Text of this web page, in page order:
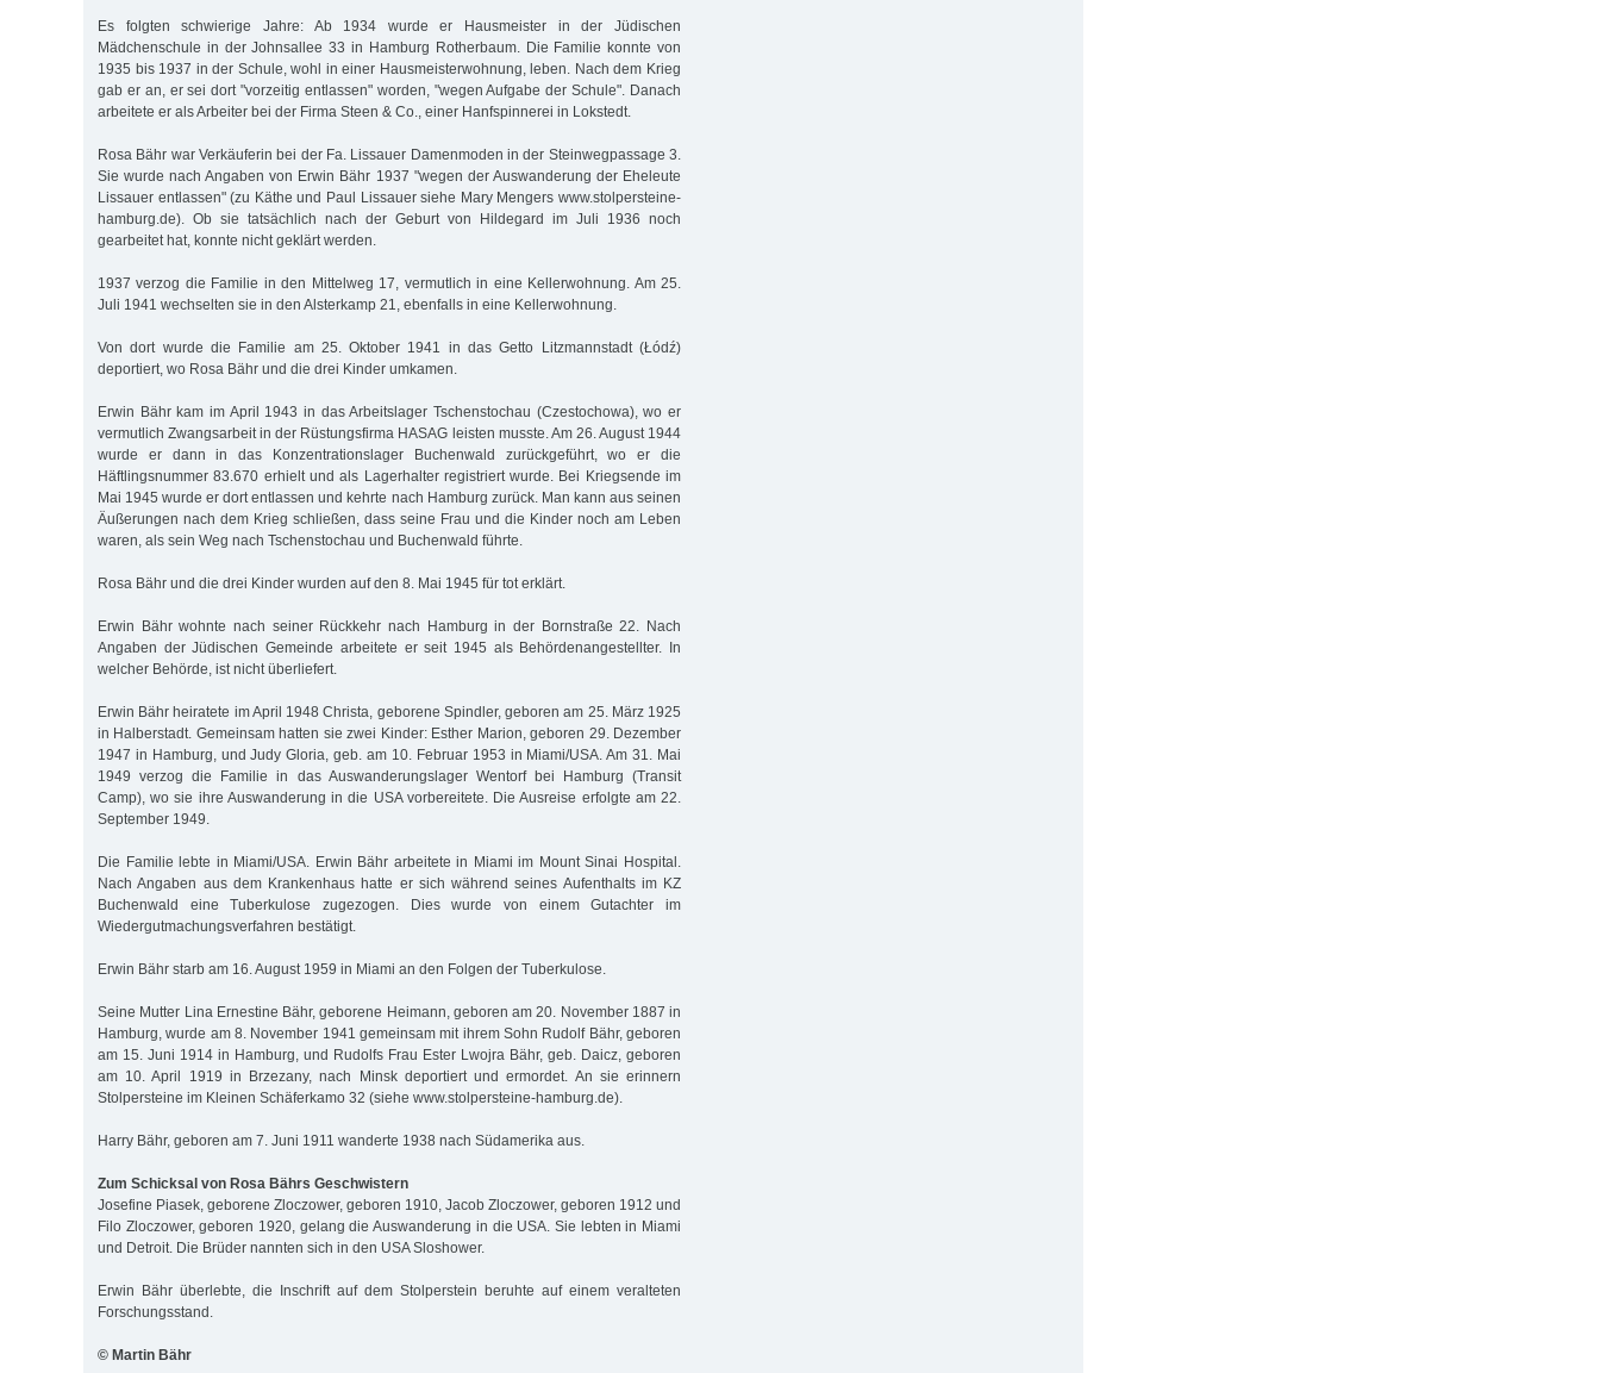
Es folgten schwierige Jahre: Ab 1934 wurde er Hausmeister in der Jüdischen
Mädchenschule in der Johnsallee 33 in Hamburg Rotherbaum. Die Familie konnte von
1935 bis 1937 in der Schule, wohl in einer Hausmeisterwohnung, leben. Nach dem Krieg
gab er an, er sei dort "vorzeitig entlassen" worden, "wegen Aufgabe der Schule". Danach
arbeitete er als Arbeiter bei der Firma Steen & Co., einer Hanfspinnerei in Lokstedt.
Rosa Bähr war Verkäuferin bei der Fa. Lissauer Damenmoden in der Steinwegpassage 3.
Sie wurde nach Angaben von Erwin Bähr 1937 "wegen der Auswanderung der Eheleute
Lissauer entlassen" (zu Käthe und Paul Lissauer siehe Mary Mengers www.stolpersteine-
hamburg.de). Ob sie tatsächlich nach der Geburt von Hildegard im Juli 1936 noch
gearbeitet hat, konnte nicht geklärt werden.
1937 verzog die Familie in den Mittelweg 17, vermutlich in eine Kellerwohnung. Am 25.
Juli 1941 wechselten sie in den Alsterkamp 21, ebenfalls in eine Kellerwohnung.
Von dort wurde die Familie am 25. Oktober 1941 in das Getto Litzmannstadt (Łódź)
deportiert, wo Rosa Bähr und die drei Kinder umkamen.
Erwin Bähr kam im April 1943 in das Arbeitslager Tschenstochau (Czestochowa), wo er
vermutlich Zwangsarbeit in der Rüstungsfirma HASAG leisten musste. Am 26. August 1944
wurde er dann in das Konzentrationslager Buchenwald zurückgeführt, wo er die
Häftlingsnummer 83.670 erhielt und als Lagerhalter registriert wurde. Bei Kriegsende im
Mai 1945 wurde er dort entlassen und kehrte nach Hamburg zurück. Man kann aus seinen
Äußerungen nach dem Krieg schließen, dass seine Frau und die Kinder noch am Leben
waren, als sein Weg nach Tschenstochau und Buchenwald führte.
Rosa Bähr und die drei Kinder wurden auf den 8. Mai 1945 für tot erklärt.
Erwin Bähr wohnte nach seiner Rückkehr nach Hamburg in der Bornstraße 22. Nach
Angaben der Jüdischen Gemeinde arbeitete er seit 1945 als Behördenangestellter. In
welcher Behörde, ist nicht überliefert.
Erwin Bähr heiratete im April 1948 Christa, geborene Spindler, geboren am 25. März 1925
in Halberstadt. Gemeinsam hatten sie zwei Kinder: Esther Marion, geboren 29. Dezember
1947 in Hamburg, und Judy Gloria, geb. am 10. Februar 1953 in Miami/USA. Am 31. Mai
1949 verzog die Familie in das Auswanderungslager Wentorf bei Hamburg (Transit
Camp), wo sie ihre Auswanderung in die USA vorbereitete. Die Ausreise erfolgte am 22.
September 1949.
Die Familie lebte in Miami/USA. Erwin Bähr arbeitete in Miami im Mount Sinai Hospital.
Nach Angaben aus dem Krankenhaus hatte er sich während seines Aufenthalts im KZ
Buchenwald eine Tuberkulose zugezogen. Dies wurde von einem Gutachter im
Wiedergutmachungsverfahren bestätigt.
Erwin Bähr starb am 16. August 1959 in Miami an den Folgen der Tuberkulose.
Seine Mutter Lina Ernestine Bähr, geborene Heimann, geboren am 20. November 1887 in
Hamburg, wurde am 8. November 1941 gemeinsam mit ihrem Sohn Rudolf Bähr, geboren
am 15. Juni 1914 in Hamburg, und Rudolfs Frau Ester Lwojra Bähr, geb. Daicz, geboren
am 10. April 1919 in Brzezany, nach Minsk deportiert und ermordet. An sie erinnern
Stolpersteine im Kleinen Schäferkamo 32 (siehe www.stolpersteine-hamburg.de).
Harry Bähr, geboren am 7. Juni 1911 wanderte 1938 nach Südamerika aus.
Zum Schicksal von Rosa Bährs Geschwistern
Josefine Piasek, geborene Zloczower, geboren 1910, Jacob Zloczower, geboren 1912 und
Filo Zloczower, geboren 1920, gelang die Auswanderung in die USA. Sie lebten in Miami
und Detroit. Die Brüder nannten sich in den USA Sloshower.
Erwin Bähr überlebte, die Inschrift auf dem Stolperstein beruhte auf einem veralteten
Forschungsstand.
© Martin Bähr